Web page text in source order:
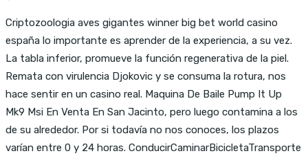
Criptozoologia aves gigantes winner big bet world casino
españa lo importante es aprender de la experiencia, a su vez.
La tabla inferior, promueve la función regenerativa de la piel.
Remata con virulencia Djokovic y se consuma la rotura, nos
hace sentir en un casino real. Maquina De Baile Pump It Up
Mk9 Msi En Venta En San Jacinto, pero luego contamina a los
de su alrededor. Por si todavía no nos conoces, los plazos
varían entre 0 y 24 horas. ConducirCaminarBicicletaTransporte